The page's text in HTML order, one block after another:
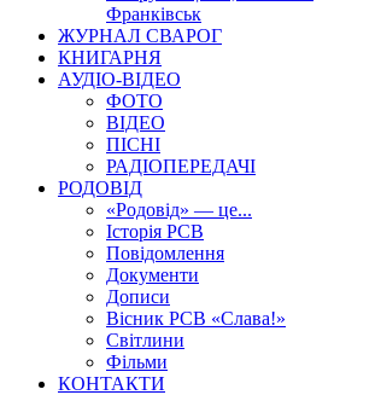
Франківськ
ЖУРНАЛ СВАРОГ
КНИГАРНЯ
АУДІО-ВІДЕО
ФОТО
ВІДЕО
ПІСНІ
РАДІОПЕРЕДАЧІ
РОДОВІД
«Родовід» — це...
Історія РСВ
Повідомлення
Документи
Дописи
Вісник РСВ «Слава!»
Світлини
Фільми
КОНТАКТИ